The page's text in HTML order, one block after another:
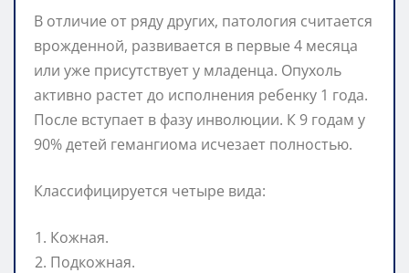
В отличие от ряду других, патология считается
врожденной, развивается в первые 4 месяца
или уже присутствует у младенца. Опухоль
активно растет до исполнения ребенку 1 года.
После вступает в фазу инволюции. К 9 годам у
90% детей гемангиома исчезает полностью.
Классифицируется четыре вида:
Кожная.
Подкожная.